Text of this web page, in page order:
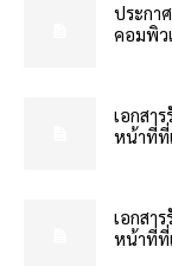
ประกา
คอมพิว
เอกสา
หน้าที่ที่
เอกสา
หน้าที่ที่